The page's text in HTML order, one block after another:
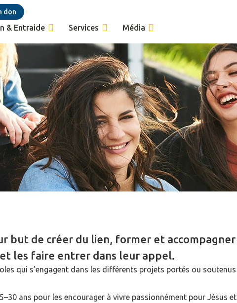
don
& Entraide Services Média
but de créer du lien, former et accompagner
les faire entrer dans leur appel.
qui s’engagent dans les différents projets portés ou soutenus
ans pour les encourager à vivre passionnément pour Jésus et